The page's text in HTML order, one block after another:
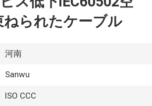
ねられたケーブル
河南
Sanwu
ISO CCC